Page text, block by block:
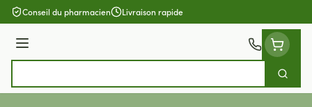
Aller au contenu
Conseil du pharmacien Livraison rapide
Menu